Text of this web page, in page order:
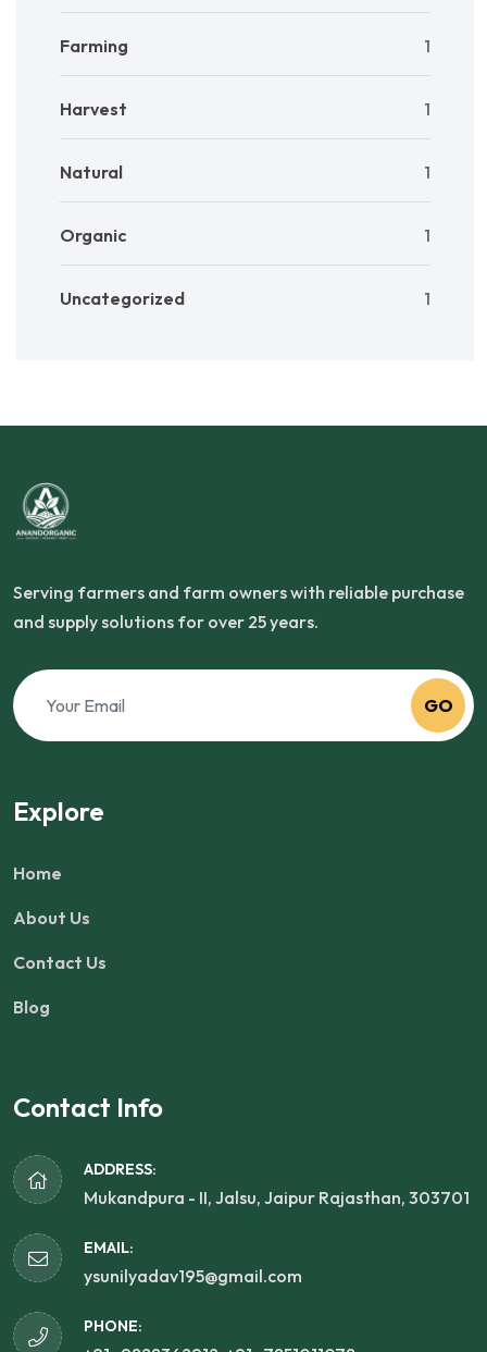
Farming 1
Harvest 1
Natural 1
Organic 1
Uncategorized 1
Serving farmers and farm owners with reliable purchase
and supply solutions for over 25 years.
GO
Explore
Home
About Us
Contact Us
Blog
Contact Info
ADDRESS:
Mukandpura - II, Jalsu, Jaipur Rajasthan, 303701
EMAIL:
ysunilyadav195@gmail.com
PHONE: